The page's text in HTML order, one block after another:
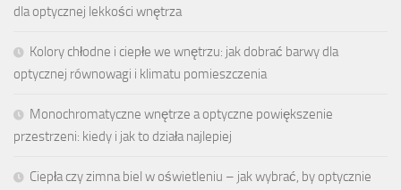
dla optycznej lekkości wnętrza
Kolory chłodne i ciepłe we wnętrzu: jak dobrać barwy dla
optycznej równowagi i klimatu pomieszczenia
Monochromatyczne wnętrze a optyczne powiększenie
przestrzeni: kiedy i jak to działa najlepiej
Ciepła czy zimna biel w oświetleniu – jak wybrać, by optycznie